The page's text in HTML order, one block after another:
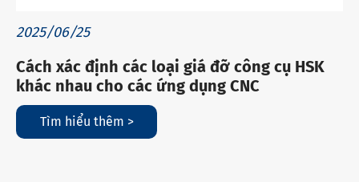
2025/06/25
Cách xác định các loại giá đỡ công cụ HSK
khác nhau cho các ứng dụng CNC
Tìm hiểu thêm >